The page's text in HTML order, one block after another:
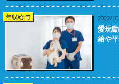
年収給与 2022/
愛玩
給や